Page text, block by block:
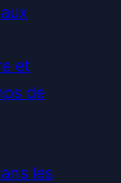
et
de
les